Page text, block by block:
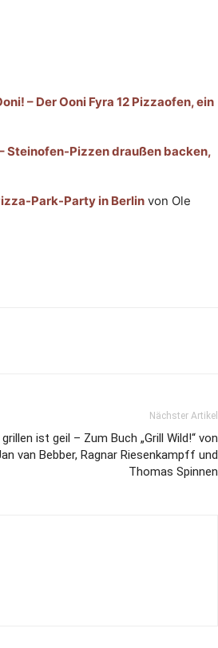
– Der Ooni Fyra 12 Pizzaofen, ein
Steinofen-Pizzen draußen backen,
Park-Party in Berlin von Ole
Nächster Artikel
grillen ist geil – Zum Buch „Grill Wild!“ von
van Bebber, Ragnar Riesenkampff und
Thomas Spinnen